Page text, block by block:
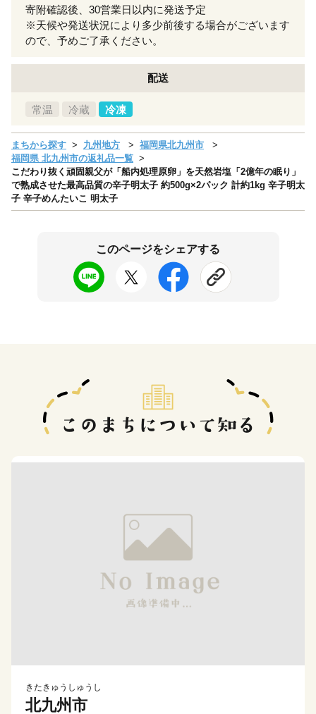
寄附確認後、30営業日以内に発送予定
※天候や発送状況により多少前後する場合がございます
ので、予めご了承ください。
配送
常温 冷蔵 冷凍
まちから探す 九州地方
福岡県北九州市
福岡県 北九州市の返礼品一覧
こだわり抜く頑固親父が「船内処理原卵」を天然岩塩「2億年の眠り」
で熟成させた最高品質の辛子明太子 約500g×2パック 計約1kg 辛子明太
子 辛子めんたいこ 明太子
このページをシェアする
きたきゅうしゅうし
北九州市